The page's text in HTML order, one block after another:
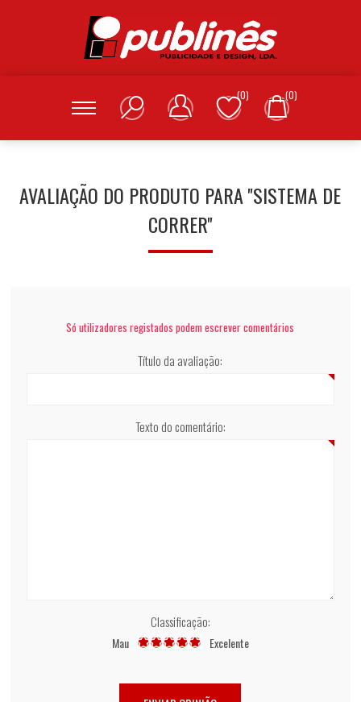
(0) (0)
AVALIAÇÃO DO PRODUTO PARASISTEMA DE
CORRER
Só utilizadores registados podem escrever comentários
Título da avaliação:
Texto do comentário:
Classificação:
Mau Excelente